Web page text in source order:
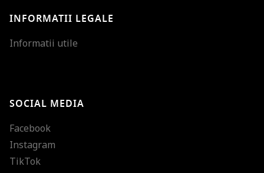
INFORMATII LEGALE
Informatii utile
SOCIAL MEDIA
Facebook
Instagram
TikTok